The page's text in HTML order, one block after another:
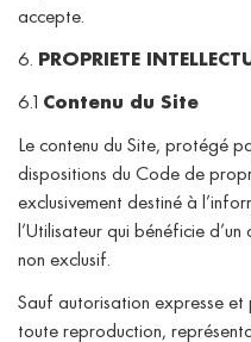
accepte.
6. PROPRIETE
6.1 Contenu du Site
Le contenu du Site, protégé
dispositions du Code de
exclusivement destiné à
l’Utilisateur qui bénéficie
non exclusif.
Sauf autorisation expresse et
toute reproduction,